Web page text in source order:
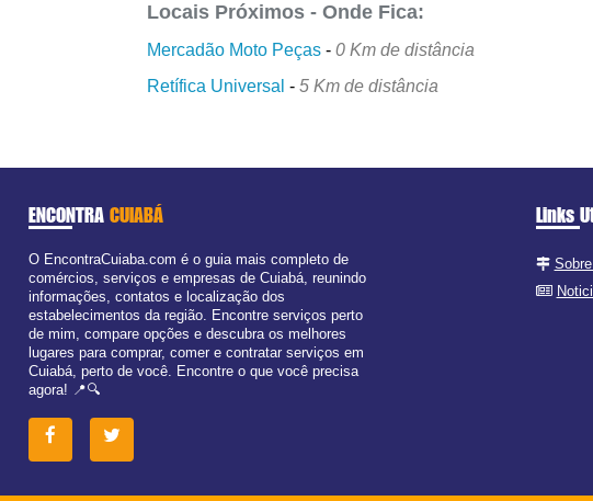
Locais Próximos - Onde Fica:
Mercadão Moto Peças -0 Km de distância
Retífica Universal -5 Km de distância
ENCONTRA CUIABÁ
O EncontraCuiaba.com é o guia mais completo de
comércios, serviços e empresas de Cuiabá, reunindo
informações, contatos e localização dos
estabelecimentos da região. Encontre serviços perto
de mim, compare opções e descubra os melhores
lugares para comprar, comer e contratar serviços em
Cuiabá, perto de você. Encontre o que você precisa
agora! 📍🔍
Links